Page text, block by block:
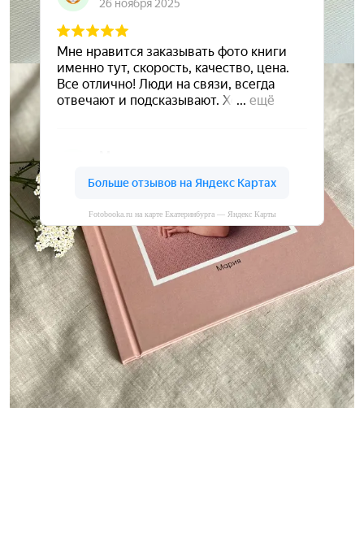
Fotobooka.ru на карте Екатеринбурга — Яндекс Карты
Сохраните ваши воспоминания
А мы вам в этом поможем